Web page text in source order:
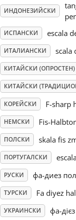
Русский
Svenska
Tiếng Việt
Türkçe
Українська
简体中文
繁體中文
ИНДОНЕЗИЙСКИ
ИСПАНСКИ escala
ИТАЛИАНСКИ scala
КИТАЙСКИ (ОПРОСТЕН)
КИТАЙСКИ
КОРЕЙСКИ F-sharp
НЕМСКИ Fis-
ПОЛСКИ skala fis
ПОРТУГАЛСКИ
РУСКИ фа-диез
ТУРСКИ Fa diyez
УКРАИНСКИ фа-